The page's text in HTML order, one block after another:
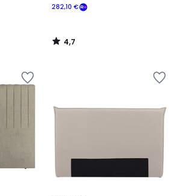
282,10 €
4,7
/